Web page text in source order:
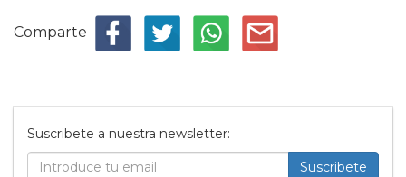
Comparte
Suscribete a nuestra newsletter:
Suscribete